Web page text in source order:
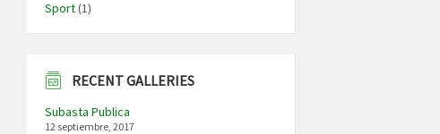
Sport(1)
RECENT GALLERIES
Subasta Publica
12 septiembre, 2017